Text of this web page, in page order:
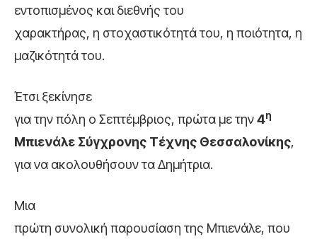
εντοπισμένος και διεθνής του
χαρακτήρας, η στοχαστικότητά του, η ποιότητα, η
μαζικότητά του.
Έτσι ξεκίνησε
για την πόλη ο Σεπτέμβριος, πρώτα με την4η
Μπιενάλε Σύγχρονης Τέχνης Θεσσαλονίκης,
για να ακολουθήσουν τα Δημήτρια.
Μια
πρώτη συνολική παρουσίαση της Μπιενάλε, που